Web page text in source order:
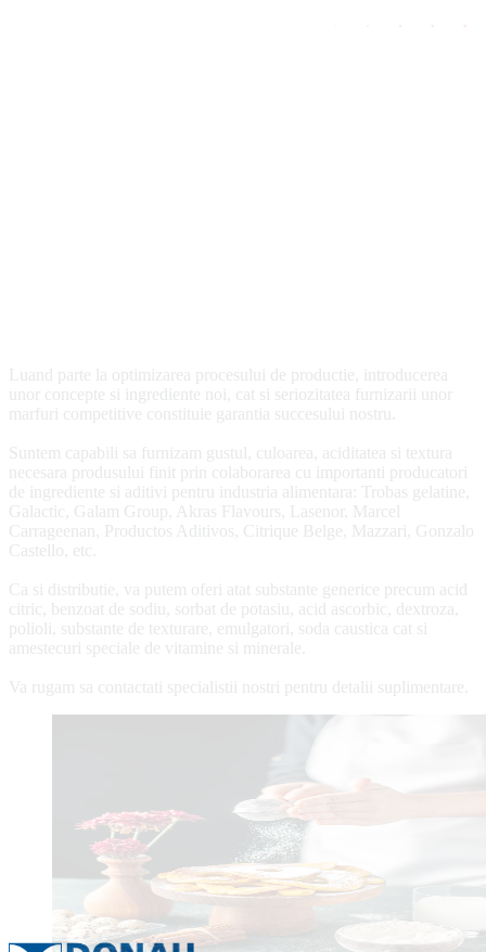
Luand parte la optimizarea procesului de productie, introducerea
unor concepte si ingrediente noi, cat si seriozitatea furnizarii unor
marfuri competitive constituie garantia succesului nostru.
Suntem capabili sa furnizam gustul, culoarea, aciditatea si textura
necesara produsului finit prin colaborarea cu importanti producatori
de ingrediente si aditivi pentru industria alimentara: Trobas gelatine,
Galactic, Galam Group, Akras Flavours, Lasenor, Marcel
Carrageenan, Productos Aditivos, Citrique Belge, Mazzari, Gonzalo
Castello, etc.
Ca si distributie, va putem oferi atat substante generice precum acid
citric, benzoat de sodiu, sorbat de potasiu, acid ascorbic, dextroza,
polioli, substante de texturare, emulgatori, soda caustica cat si
amestecuri speciale de vitamine si minerale.
Va rugam sa contactati specialistii nostri pentru detalii suplimentare.